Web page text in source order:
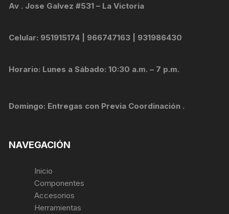
Av . Jose Galvez #531 – La Victoria
Celular: 951915174 | 966747163 | 931986430
Horario: Lunes a Sábado: 10:30 a.m. – 7 p.m.
Domingo: Entregas con Previa Coordinación .
NAVEGACIÓN
Inicio
Componentes
Accesorios
Herramientas